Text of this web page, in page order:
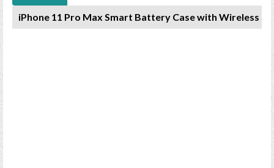
iPhone 11 Pro Max Smart Battery Case with Wireless